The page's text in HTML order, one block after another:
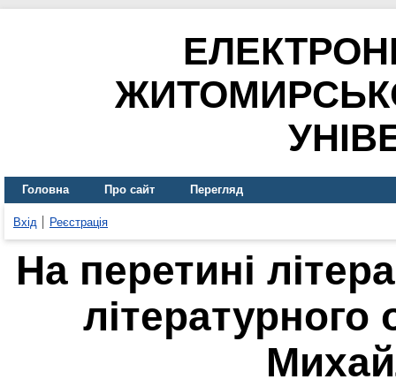
Головна Про сайт Перегляд
Вхід Реєстрація
На перетині
літературного